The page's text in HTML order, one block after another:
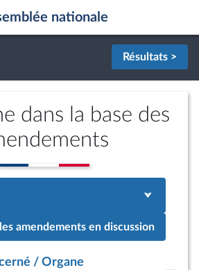
nationale
Résultats >
dans la base des
amendements en discussion
/ Organe